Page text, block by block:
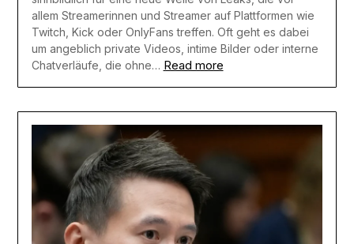
allem Streamerinnen und Streamer auf Plattformen wie
Twitch, Kick oder OnlyFans treffen. Oft geht es dabei
um angeblich private Videos, intime Bilder oder interne
Chatverläufe, die ohne… Read more